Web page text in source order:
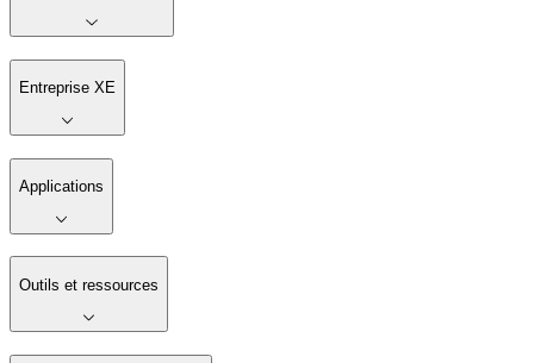
Entreprise XE
Applications
Outils et ressources